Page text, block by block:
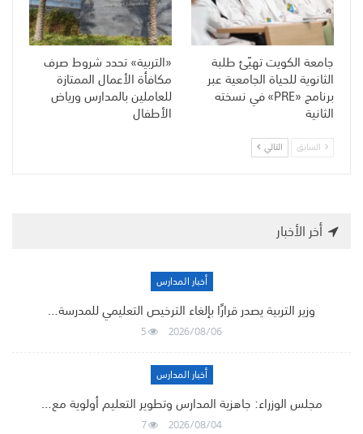
جامعة الكويت تهيّئ طلبة
الثانوية للحياة الجامعية عبر
برنامج «PRE» في نسخته
الثانية
«التربية» تحدد شروط صرف
مكافأة الأعمال الممتازة
للعاملين بالمدارس ورياض
الأطفال
السابق التالي
أخر الأخبار
أخبار المدارس
وزير التربية يصدر قرارًا بإلغاء الترخيص التعليمي للمدرسة…
2026/08/06
5
أخبار المدارس
مجلس الوزراء: جاهزية المدارس وتطوير التعليم أولوية مع…
2026/08/04
7